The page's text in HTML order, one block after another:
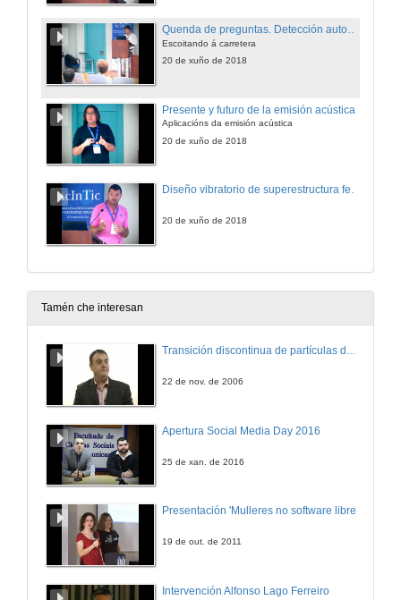
Quenda de preguntas. Detección automática do estado do asfalto
Escoitando á carretera
20 de xuño de 2018
Presente y futuro de la emisión acústica
Aplicacións da emisión acústica
20 de xuño de 2018
Diseño vibratorio de superestructura ferroviaria
20 de xuño de 2018
Tamén che interesan
Transición discontinua de partículas de microgel termosensible
22 de nov. de 2006
Apertura Social Media Day 2016
25 de xan. de 2016
Presentación 'Mulleres no software libre'
19 de out. de 2011
Intervención Alfonso Lago Ferreiro